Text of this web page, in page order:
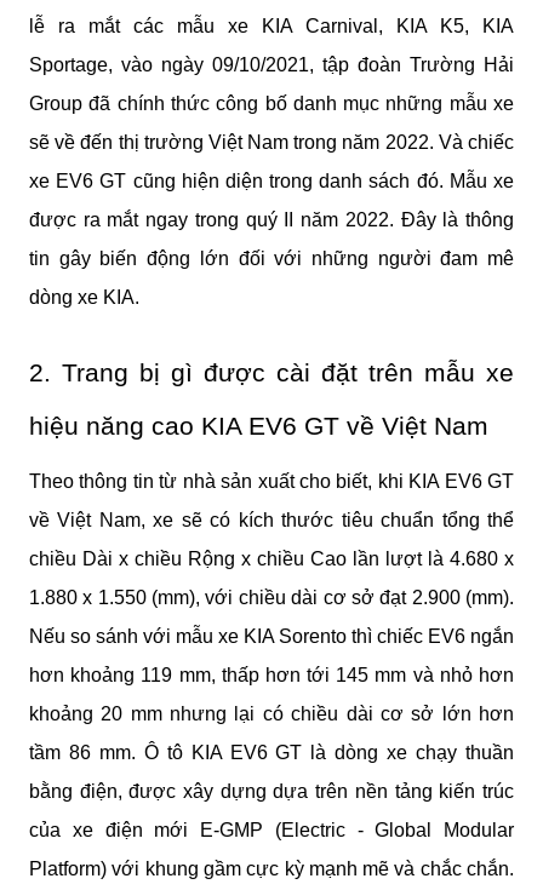
lễ ra mắt các mẫu xe KIA Carnival, KIA K5, KIA
Sportage, vào ngày 09/10/2021, tập đoàn Trường Hải
Group đã chính thức công bố danh mục những mẫu xe
sẽ về đến thị trường Việt Nam trong năm 2022. Và chiếc
xe EV6 GT cũng hiện diện trong danh sách đó. Mẫu xe
được ra mắt ngay trong quý II năm 2022. Đây là thông
tin gây biến động lớn đối với những người đam mê
dòng xe KIA.
2. Trang bị gì được cài đặt trên mẫu xe
hiệu năng cao KIA EV6 GT về Việt Nam
Theo thông tin từ nhà sản xuất cho biết, khi KIA EV6 GT
về Việt Nam, xe sẽ có kích thước tiêu chuẩn tổng thể
chiều Dài x chiều Rộng x chiều Cao lần lượt là 4.680 x
1.880 x 1.550 (mm), với chiều dài cơ sở đạt 2.900 (mm).
Nếu so sánh với mẫu xe KIA Sorento thì chiếc EV6 ngắn
hơn khoảng 119 mm, thấp hơn tới 145 mm và nhỏ hơn
khoảng 20 mm nhưng lại có chiều dài cơ sở lớn hơn
tầm 86 mm. Ô tô KIA EV6 GT là dòng xe chạy thuần
bằng điện, được xây dựng dựa trên nền tảng kiến trúc
của xe điện mới E-GMP (Electric - Global Modular
Platform) với khung gầm cực kỳ mạnh mẽ và chắc chắn.